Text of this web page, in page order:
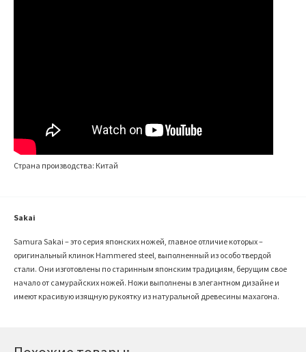
Страна производства: Китай
Sakai
Samura Sakai – это серия японских ножей, главное отличие которых –
оригинальный клинок Hammered steel, выполненный из особо твердой
стали. Они изготовлены по старинным японским традициям, берущим свое
начало от самурайских ножей. Ножи выполнены в элегантном дизайне и
имеют красивую изящную рукоятку из натуральной древесины махагона.